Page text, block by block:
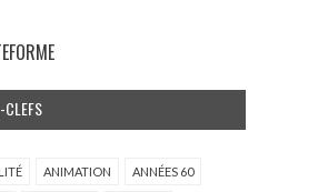
ANIMATION ANNÉES 60